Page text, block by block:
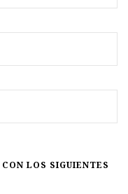
LOS SIGUIENTES